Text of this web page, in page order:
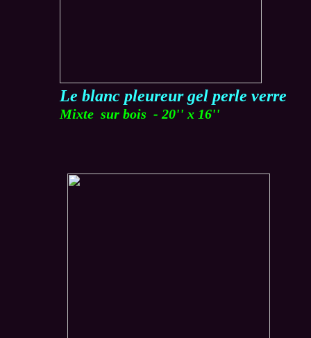
Le blanc pleureur gel perle verre
Mixte sur bois - 20'' x 16''